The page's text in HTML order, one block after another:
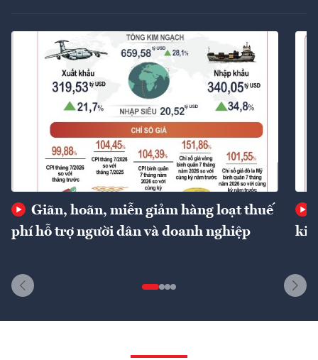
Giãn, hoãn, miễn giảm hàng loạt thuế
phí hỗ trợ người dân và doanh nghiệp